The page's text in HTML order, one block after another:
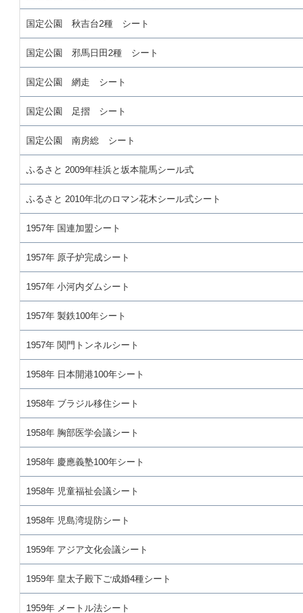
国定公園 秋吉台2種 シート
国定公園 邪馬日田2種 シート
国定公園 網走 シート
国定公園 足摺 シート
国定公園 南房総 シート
ふるさと 2009年桂浜と坂本龍馬シール式
ふるさと 2010年北のロマン花木シール式シート
1957年 国連加盟シート
1957年 原子炉完成シート
1957年 小河内ダムシート
1957年 製鉄100年シート
1957年 関門トンネルシート
1958年 日本開港100年シート
1958年 ブラジル移住シート
1958年 胸部医学会議シート
1958年 慶應義塾100年シート
1958年 児童福祉会議シート
1958年 児島湾堤防シート
1959年 アジア文化会議シート
1959年 皇太子殿下ご成婚4種シート
1959年 メートル法シート